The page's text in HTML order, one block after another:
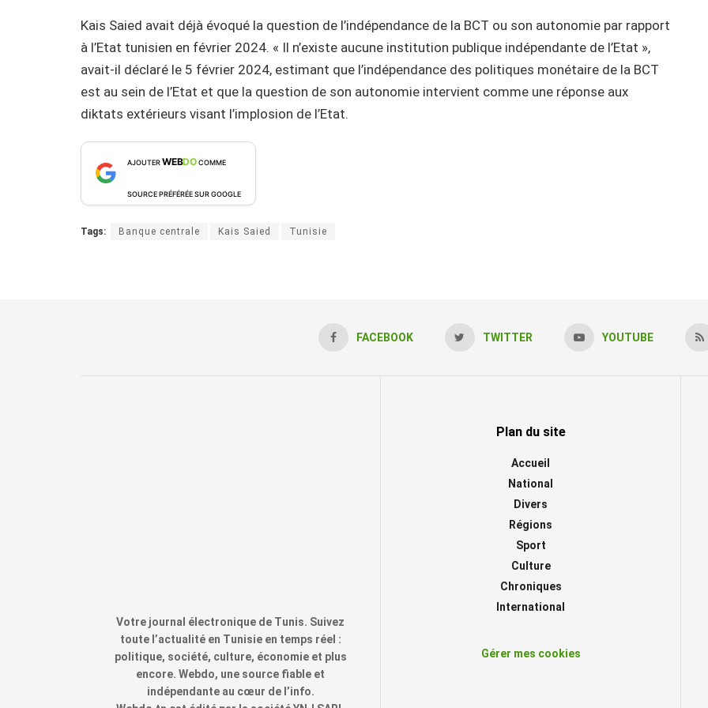
Kais Saied avait déjà évoqué la question de l’indépendance de la BCT ou son autonomie par rapport
à l’Etat tunisien en février 2024. « Il n’existe aucune institution publique indépendante de l’Etat »,
avait-il déclaré le 5 février 2024, estimant que l’indépendance des politiques monétaire de la BCT
est au sein de l’Etat et que la question de son autonomie intervient comme une réponse aux
diktats extérieurs visant l’implosion de l’Etat.
AJOUTERWEBDOCOMME
SOURCE PRÉFÉRÉE SUR GOOGLE
Tags: Banque centrale Kais Saied Tunisie
FACEBOOK TWITTER YOUTUBE
Votre journal électronique de Tunis. Suivez
toute l’actualité en Tunisie en temps réel :
politique, société, culture, économie et plus
encore. Webdo, une source fiable et
indépendante au cœur de l’info.
Plan du site
Accueil
National
Divers
Régions
Sport
Culture
Chroniques
International
Gérer mes cookies